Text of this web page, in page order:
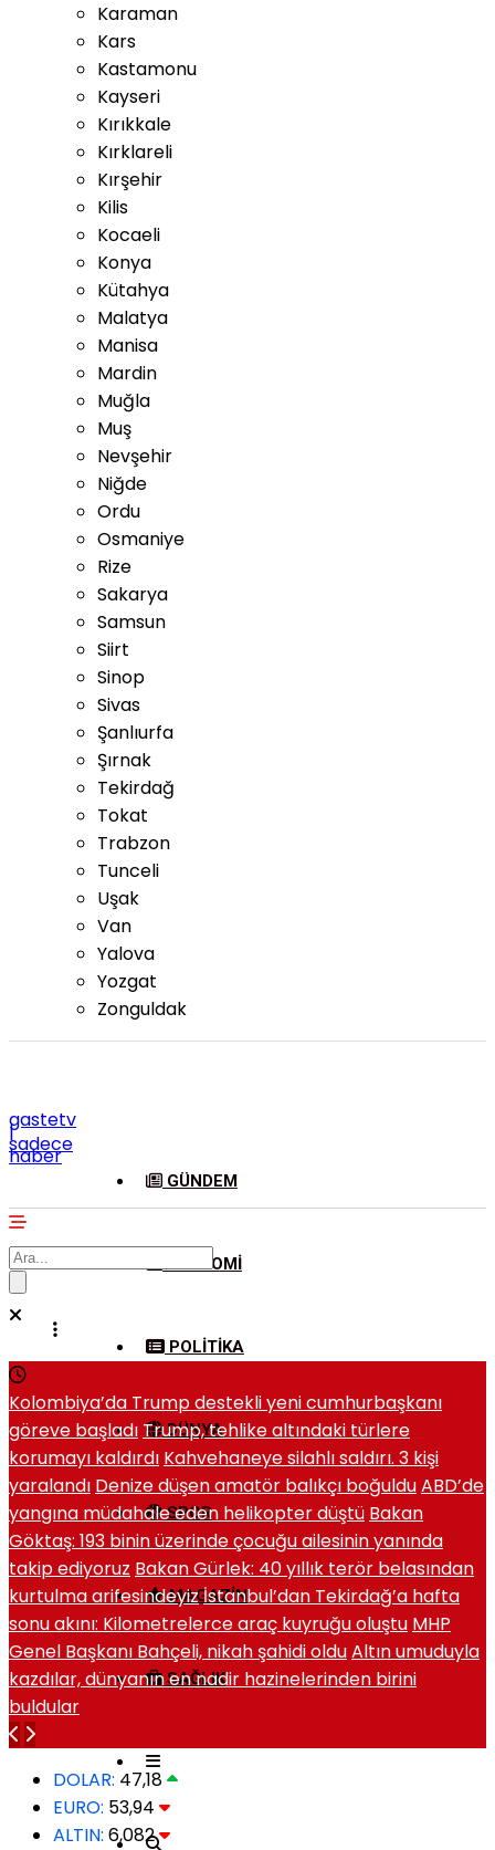
Karaman
Kars
Kastamonu
Kayseri
Kırıkkale
Kırklareli
Kırşehir
Kilis
Kocaeli
Konya
Kütahya
Malatya
Manisa
Mardin
Muğla
Muş
Nevşehir
Niğde
Ordu
Osmaniye
Rize
Sakarya
Samsun
Siirt
Sinop
Sivas
Şanlıurfa
Şırnak
Tekirdağ
Tokat
Trabzon
Tunceli
Uşak
Van
Yalova
Yozgat
Zonguldak
gastetv
|
sadece
haber
GÜNDEM
EKONOMI
POLITIKA
DÜNYA
SPOR
MAGAZIN
SAĞLIK
Kolombiya’da Trump destekli yeni cumhurbaşkanı
göreve başladı Trump, tehlike altındaki türlere
korumayı kaldırdı Kahvehaneye silahlı saldırı. 3 kişi
yaralandı Denize düşen amatör balıkçı boğulduABD’de
yangına müdahale eden helikopter düştü Bakan
Göktaş: 193 binin üzerinde çocuğu ailesinin yanında
takip ediyoruz Bakan Gürlek: 40 yıllık terör belasından
kurtulma arifesindeyizİstanbul’dan Tekirdağ’a hafta
sonu akını: Kilometrelerce araç kuyruğu oluştu MHP
Genel Başkanı Bahçeli, nikah şahidi olduAltın umuduyla
kazdılar, dünyanın en nadir hazinelerinden birini
buldular
DOLAR: 47,18
EURO: 53,94
ALTIN: 6,082